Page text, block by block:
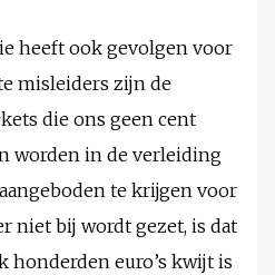
heeft ook gevolgen voor
misleiders zijn de
die ons geen cent
worden in de verleiding
te krijgen voor
niet bij wordt gezet, is dat
euro’s kwijt is